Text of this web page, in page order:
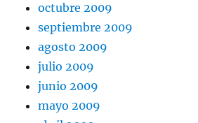
octubre 2009
septiembre 2009
agosto 2009
julio 2009
junio 2009
mayo 2009